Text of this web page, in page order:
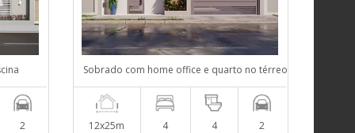
2
Sobrado com home office e quarto no térreo
12x25m 4 4 2